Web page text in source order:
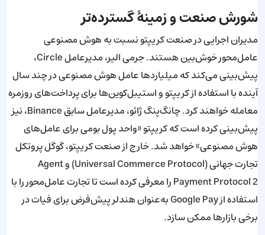
شورش صنعت و زمینهٔ گسترده‌تر
مدیران اجرایی در صنعت کریپتو نسبت به هوش مصنوعی
عامل‌محور خوش‌بین هستند. جرمی الیر، مدیرعامل Circle،
پیش‌بینی می‌کند که میلیاردها عامل هوش مصنوعی در چند سال
آینده با استفاده از کریپتو و استیبل‌کوین‌ها برای پرداخت‌های روزمره
معامله خواهند کرد. چانگ‌پنگ ژائو، مدیرعامل سابق Binance، نیز
پیش‌بینی کرده است که کریپتو «واحد پول بومی برای عامل‌های
هوش مصنوعی» خواهد شد. خارج از صنعت کریپتو، گوگل پروتکل
تجارت جهانی (Universal Commerce Protocol) و Agent
Payment Protocol 2 را معرفی کرده است تا تجارت عامل‌محور را با
استفاده از Google Pay به‌عنوان هندلر پیش‌فرض برای فیات در
برخی بازارها ممکن سازد.